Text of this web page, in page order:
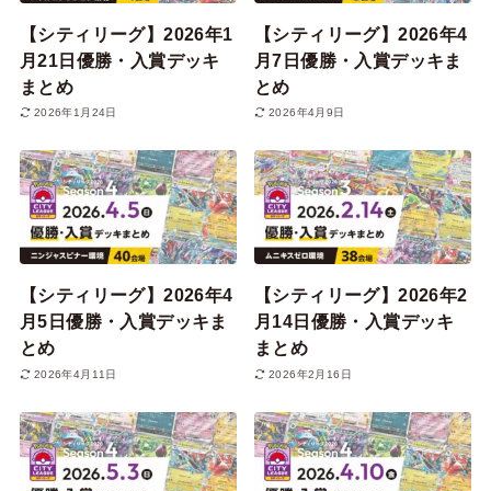
【シティリーグ】2026年1
月21日優勝・入賞デッキ
まとめ
2026年1月24日
【シティリーグ】2026年4
月7日優勝・入賞デッキま
とめ
2026年4月9日
【シティリーグ】2026年4
月5日優勝・入賞デッキま
とめ
2026年4月11日
【シティリーグ】2026年2
月14日優勝・入賞デッキ
まとめ
2026年2月16日